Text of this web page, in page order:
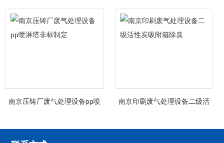
南京压铸厂废气处理设备pp喷
南京印刷废气处理设备二级活